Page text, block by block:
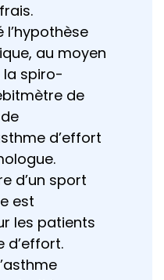
au moyen
la spiro-
de
d’effort
d’un sport
est
les patients
d’effort.